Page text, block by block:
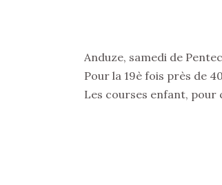
Anduze, samedi de
Pour la 19è fois près de
Les courses enfant, pour